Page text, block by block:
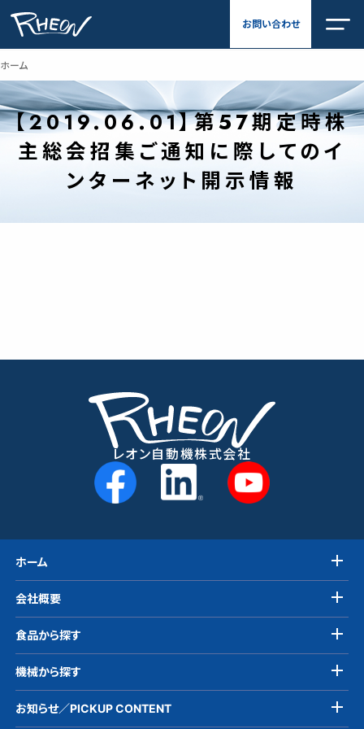
ス
ッ
プ
お問い合わせ
ホーム
【2019.06.01】第57期定時株
主総会招集ご通知に際してのイ
ンターネット開示情報
レオン自動機株式会社
ホーム
会社概要
食品から探す
機械から探す
お知らせ／PICKUP CONTENT